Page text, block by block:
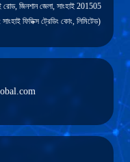
রোড, জিনশান জেলা, সাংহাই 201505
ফিডিক্স ট্রেডিং কোং, লিমিটেড)